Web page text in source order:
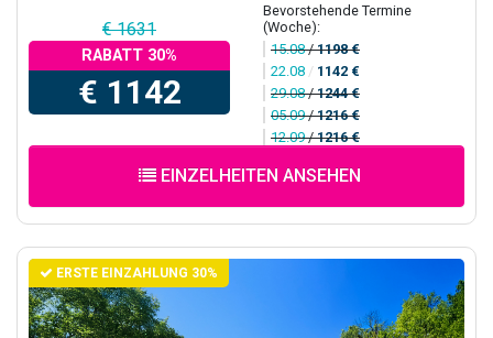
€ 1631
RABATT 30%
€ 1142
Bevorstehende Termine
(Woche):
15.08/1198 €
22.08 / 1142 €
29.08/1244 €
05.09/1216 €
12.09/1216 €
EINZELHEITEN ANSEHEN
ERSTE EINZAHLUNG 30%